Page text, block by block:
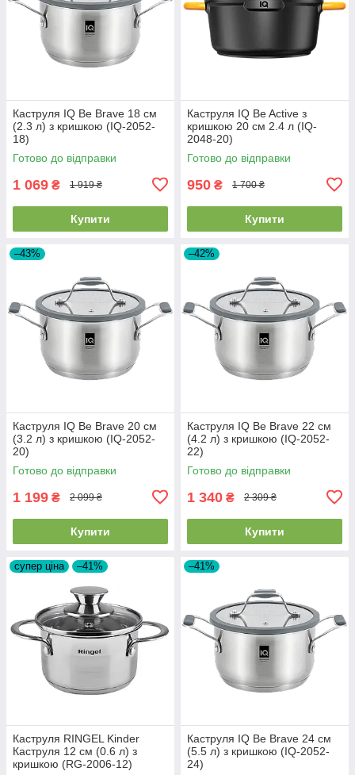
Каструля IQ Be Brave 18 см
(2.3 л) з кришкою (IQ-2052-
18)
Готово до відправки
1 069 ₴ 1 919 ₴
Купити
Каструля IQ Be Active з
кришкою 20 см 2.4 л (IQ-
2048-20)
Готово до відправки
950 ₴ 1 700 ₴
Купити
–43%
Каструля IQ Be Brave 20 см
(3.2 л) з кришкою (IQ-2052-
20)
Готово до відправки
1 199 ₴ 2 099 ₴
Купити
–42%
Каструля IQ Be Brave 22 см
(4.2 л) з кришкою (IQ-2052-
22)
Готово до відправки
1 340 ₴ 2 309 ₴
Купити
супер ціна –41%
Каструля RINGEL Kinder
Каструля 12 см (0.6 л) з
кришкою (RG-2006-12)
–41%
Каструля IQ Be Brave 24 см
(5.5 л) з кришкою (IQ-2052-
24)